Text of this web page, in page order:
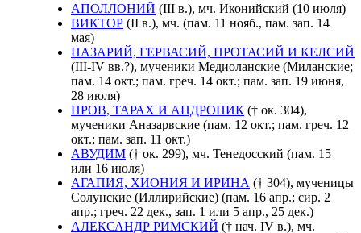
АПОЛЛОНИЙ (III в.), мч. Иконийский (10 июля)
ВИКТОР (II в.), мч. (пам. 11 нояб., пам. зап. 14
мая)
НАЗАРИЙ, ГЕРВАСИЙ, ПРОТАСИЙ И КЕЛСИЙ
(III-IV вв.?), мученики Медиоланские (Миланские;
пам. 14 окт.; пам. греч. 14 окт.; пам. зап. 19 июня,
28 июля)
ПРОВ, ТАРАХ И АНДРОНИК († ок. 304),
мученики Аназарвские (пам. 12 окт.; пам. греч. 12
окт.; пам. зап. 11 окт.)
АВУДИМ († ок. 299), мч. Тенедосский (пам. 15
или 16 июля)
АГАПИЯ, ХИОНИЯ И ИРИНА († 304), мученицы
Солунские (Иллирийские) (пам. 16 апр.; сир. 2
апр.; греч. 22 дек., зап. 1 или 5 апр., 25 дек.)
АЛЕКСАНДР РИМСКИЙ († нач. IV в.), мч.